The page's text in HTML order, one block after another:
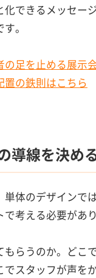
化できるメッセー
。
の足を止める展示
置の鉄則はこちら
導線を決め
単体のデザインで
考える必要があり
もらうのか。どこ
スタッフが声を